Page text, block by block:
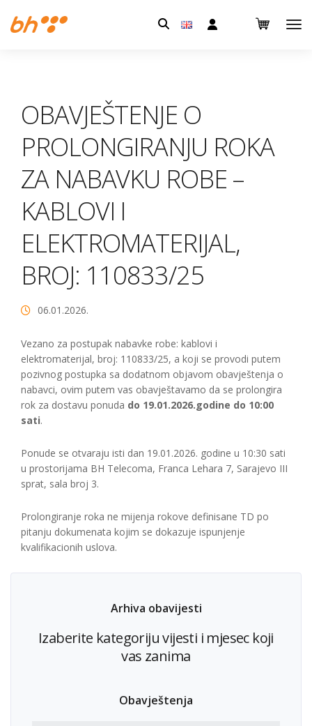
Pretraga:
OBAVJEŠTENJE O
PROLONGIRANJU ROKA
ZA NABAVKU ROBE –
KABLOVI I
ELEKTROMATERIJAL,
BROJ: 110833/25
06.01.2026.
Vezano za postupak nabavke robe: kablovi i
elektromaterijal, broj: 110833/25, a koji se provodi putem
pozivnog postupka sa dodatnom objavom obavještenja o
nabavci, ovim putem vas obavještavamo da se prolongira
rok za dostavu ponuda do 19.01.2026.godine do 10:00
sati.
Ponude se otvaraju isti dan 19.01.2026. godine u 10:30 sati
u prostorijama BH Telecoma, Franca Lehara 7, Sarajevo III
sprat, sala broj 3.
Prolongiranje roka ne mijenja rokove definisane TD po
pitanju dokumenata kojim se dokazuje ispunjenje
kvalifikacionih uslova.
Arhiva obavijesti
Izaberite kategoriju vijesti i mjesec koji
vas zanima
Obavještenja